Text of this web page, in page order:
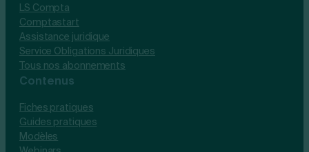
LS Compta
Comptastart
Assistance juridique
Service Obligations Juridiques
Tous nos abonnements
Contenus
Fiches pratiques
Guides pratiques
Modèles